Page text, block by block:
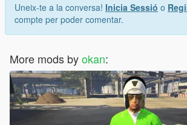
Uneix-te a la conversa! Inicia Sessió o
compte per poder comentar.
More mods byokan: